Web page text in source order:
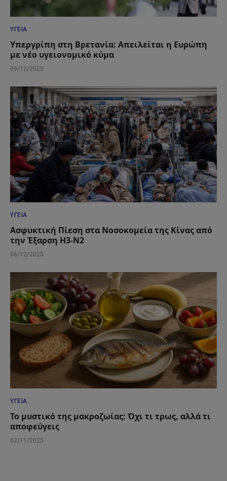
ΥΓΕΊΑ
Υπεργρίπη στη Βρετανία: Απειλείται η Ευρώπη
με νέο υγειονομικό κύμα
09/12/2025
ΥΓΕΊΑ
Ασφυκτική Πίεση στα Νοσοκομεία της Κίνας από
την Έξαρση H3-N2
06/12/2025
ΥΓΕΊΑ
Το μυστικό της μακροζωίας: Όχι τι τρως, αλλά τι
αποφεύγεις
02/11/2025